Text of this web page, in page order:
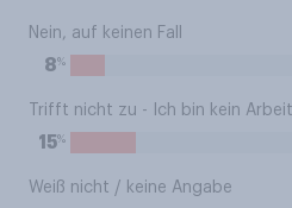
Nein, auf keinen Fall
8%
Trifft nicht zu - Ich bin kein
15%
Weiß nicht / keine Angabe